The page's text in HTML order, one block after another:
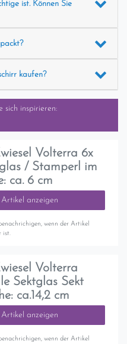
ist. Können Sie
kaufen?
sich inspirieren:
Volterra 6x
/ Stamperl im
ca. 6 cm
Artikel anzeigen
wenn der Artikel
ist.
Volterra
Sektglas Sekt
ca.14,2 cm
Artikel anzeigen
wenn der Artikel